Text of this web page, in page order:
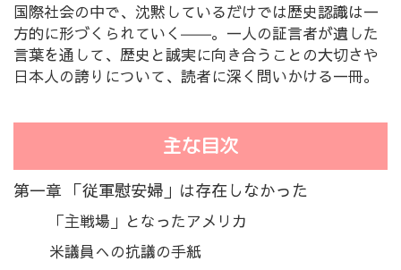
国際社会の中で、沈黙しているだけでは歴史認識は一
方的に形づくられていく――。一人の証言者が遺した
言葉を通して、歴史と誠実に向き合うことの大切さや
日本人の誇りについて、読者に深く問いかける一冊。
主な目次
第一章 「従軍慰安婦」は存在しなかった
「主戦場」となったアメリカ
米議員への抗議の手紙